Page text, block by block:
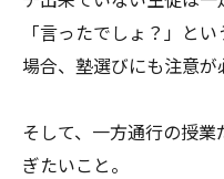
「言ったでしょ？」と
場合、塾選びにも注意が
そして、一方通行の授
ぎたいこと。